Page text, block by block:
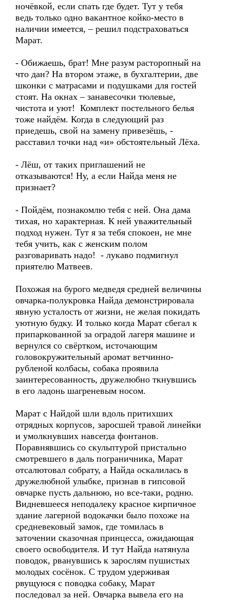
ночёвкой, если спать где будет. Тут у тебя
ведь только одно вакантное койко-место в
наличии имеется, – решил подстраховаться
Марат.
- Обижаешь, брат! Мне разум расторопный на
что дан? На втором этаже, в бухгалтерии, две
шконки с матрасами и подушками для гостей
стоят. На окнах – занавесочки тюлевые,
чистота и уют! Комплект постельного белья
тоже найдём. Когда в следующий раз
приедешь, свой на замену привезёшь, -
расставил точки над «и» обстоятельный Лёха.
- Лёш, от таких приглашений не
отказываются! Ну, а если Найда меня не
признает?
- Пойдём, познакомлю тебя с ней. Она дама
тихая, но характерная. К ней уважительный
подход нужен. Тут я за тебя спокоен, не мне
тебя учить, как с женским полом
разговаривать надо! - лукаво подмигнул
приятелю Матвеев.
Похожая на бурого медведя средней величины
овчарка-полукровка Найда демонстрировала
явную усталость от жизни, не желая покидать
уютную будку. И только когда Марат сбегал к
припаркованной за оградой лагеря машине и
вернулся со свёртком, источающим
головокружительный аромат ветчинно-
рубленой колбасы, собака проявила
заинтересованность, дружелюбно ткнувшись
в его ладонь шагреневым носом.
Марат с Найдой шли вдоль притихших
отрядных корпусов, заросшей травой линейки
и умолкнувших навсегда фонтанов.
Поравнявшись со скульптурой пристально
смотревшего в даль пограничника, Марат
отсалютовал собрату, а Найда оскалилась в
дружелюбной улыбке, признав в гипсовой
овчарке пусть дальнюю, но все-таки, родню.
Видневшееся неподалеку красное кирпичное
здание лагерной водокачки было похоже на
средневековый замок, где томилась в
заточении сказочная принцесса, ожидающая
своего освободителя. И тут Найда натянула
поводок, рванувшись к зарослям пушистых
молодых сосёнок. С трудом удерживая
рвущуюся с поводка собаку, Марат
последовал за ней. Овчарка вывела его на